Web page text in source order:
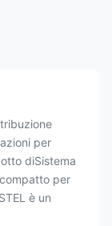
per
diSistema
per
è un